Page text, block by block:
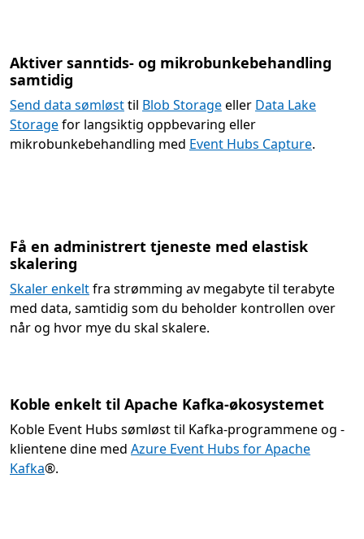
Aktiver sanntids- og mikrobunkebehandling
samtidig
Send data sømløsttil Blob Storageeller Data Lake
Storagefor langsiktig oppbevaring eller
mikrobunkebehandling med Event Hubs Capture.
Få en administrert tjeneste med elastisk
skalering
Skaler enkeltfra strømming av megabyte til terabyte
med data, samtidig som du beholder kontrollen over
når og hvor mye du skal skalere.
Koble enkelt til Apache Kafka-økosystemet
Koble Event Hubs sømløst til Kafka-programmene og -
klientene dine med Azure Event Hubs for Apache
Kafka®.